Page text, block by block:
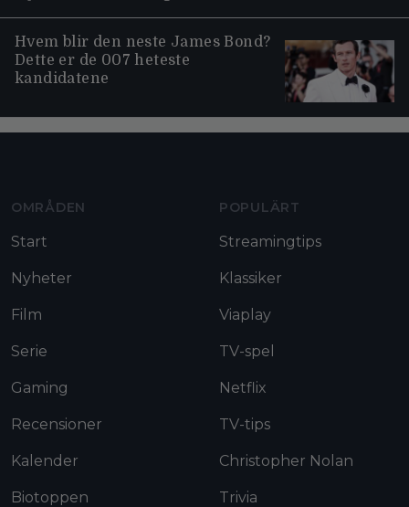
Hvem blir den neste James Bond?
Dette er de 007 heteste
kandidatene
OMRÅDEN
Start
Nyheter
Film
Serie
Gaming
Recensioner
Kalender
Biotoppen
POPULÄRT
Streamingtips
Klassiker
Viaplay
TV-spel
Netflix
TV-tips
Christopher Nolan
Trivia